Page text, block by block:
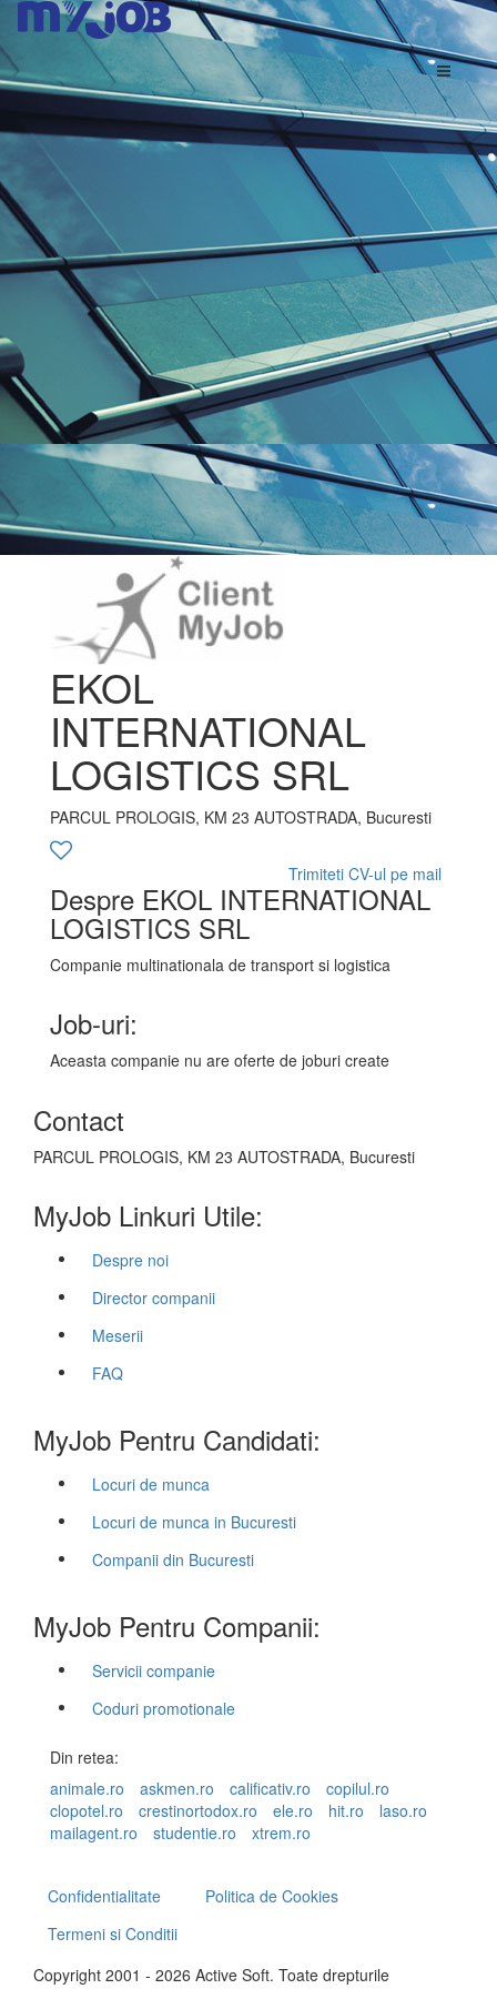
EKOL
INTERNATIONAL
LOGISTICS SRL
PARCUL PROLOGIS, KM 23 AUTOSTRADA, Bucuresti
Trimiteti CV-ul pe mail
Despre EKOL INTERNATIONAL
LOGISTICS SRL
Companie multinationala de transport si logistica
Job-uri:
Aceasta companie nu are oferte de joburi create
Contact
PARCUL PROLOGIS, KM 23 AUTOSTRADA, Bucuresti
MyJob Linkuri Utile:
Despre noi
Director companii
Meserii
FAQ
MyJob Pentru Candidati:
Locuri de munca
Locuri de munca in Bucuresti
Companii din Bucuresti
MyJob Pentru Companii:
Servicii companie
Coduri promotionale
Din retea:
animale.ro
askmen.ro calificativ.ro
copilul.ro
clopotel.ro
crestinortodox.ro ele.ro hit.ro
laso.ro
mailagent.ro
studentie.ro xtrem.ro
Confidentialitate
Politica de Cookies
Termeni si Conditii
Copyright 2001 - 2026 Active Soft. Toate drepturile